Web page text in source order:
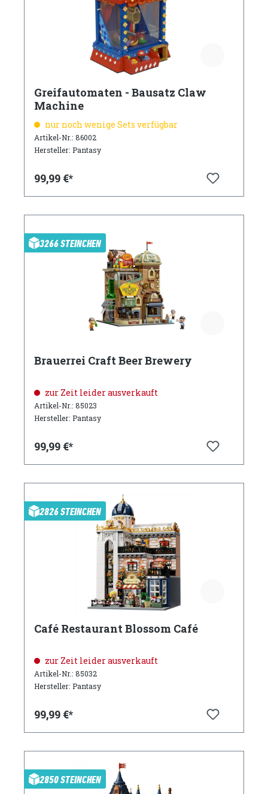
Greifautomaten - Bausatz Claw
Machine
nur noch wenige Sets verfügbar
Artikel-Nr.: 86002
Hersteller: Pantasy
99,99 €*
3266 STEINCHEN
Brauerrei Craft Beer Brewery
zur Zeit leider ausverkauft
Artikel-Nr.: 85023
Hersteller: Pantasy
99,99 €*
2826 STEINCHEN
Café Restaurant Blossom Café
zur Zeit leider ausverkauft
Artikel-Nr.: 85032
Hersteller: Pantasy
99,99 €*
2850 STEINCHEN